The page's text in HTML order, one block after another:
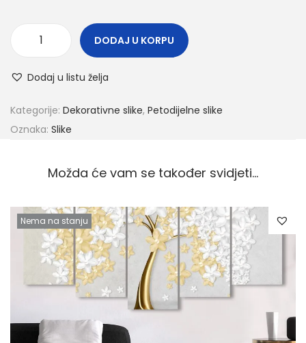
DODAJ U KORPU
Dodaj u listu želja
Kategorije: Dekorativne slike, Petodijelne slike
Oznaka: Slike
Možda će vam se također svidjeti…
Nema na stanju